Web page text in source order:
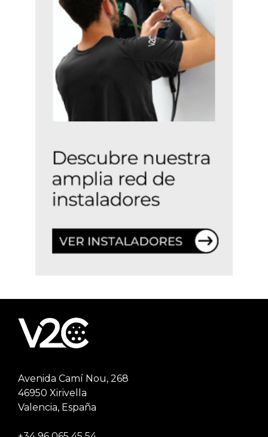
Avenida Camí Nou, 268
46950 Xirivella
Valencia, España